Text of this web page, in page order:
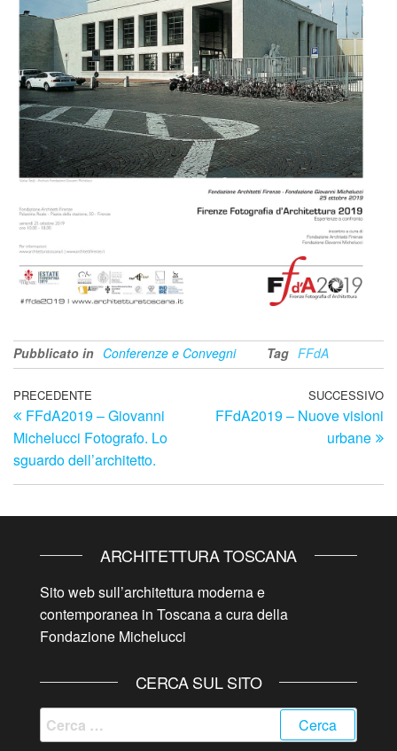
Pubblicato in Conferenze e Convegni Tag FFdA
Navigazione
articoli
Articolo
precedente
PRECEDENTE
FFdA2019 – Giovanni
Michelucci Fotografo. Lo
sguardo dell’architetto.
SUCCESSIVO
FFdA2019 – Nuove visioni
urbane
ARCHITETTURA TOSCANA
Sito web sull’architettura moderna e
contemporanea in Toscana a cura della
Fondazione Michelucci
CERCA SUL SITO
Ricerca
per: